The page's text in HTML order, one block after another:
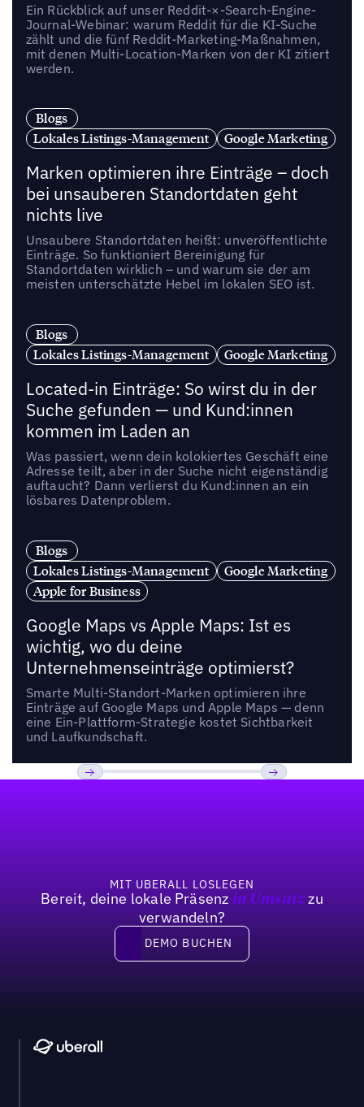
Ein Rückblick auf unser Reddit-×-Search-Engine-
Journal-Webinar: warum Reddit für die KI-Suche
zählt und die fünf Reddit-Marketing-Maßnahmen,
mit denen Multi-Location-Marken von der KI zitiert
werden.
Blogs
Lokales Listings-Management
Google Marketing
Marken optimieren ihre Einträge – doch
bei unsauberen Standortdaten geht
nichts live
Unsaubere Standortdaten heißt: unveröffentlichte
Einträge. So funktioniert Bereinigung für
Standortdaten wirklich – und warum sie der am
meisten unterschätzte Hebel im lokalen SEO ist.
Blogs
Lokales Listings-Management
Google Marketing
Located-in Einträge: So wirst du in der
Suche gefunden — und Kund:innen
kommen im Laden an
Was passiert, wenn dein kolokiertes Geschäft eine
Adresse teilt, aber in der Suche nicht eigenständig
auftaucht? Dann verlierst du Kund:innen an ein
lösbares Datenproblem.
Blogs
Lokales Listings-Management
Google Marketing
Apple for Business
Google Maps vs Apple Maps: Ist es
wichtig, wo du deine
Unternehmenseinträge optimierst?
Smarte Multi-Standort-Marken optimieren ihre
Einträge auf Google Maps und Apple Maps — denn
eine Ein-Plattform-Strategie kostet Sichtbarkeit
und Laufkundschaft.
MIT UBERALL LOSLEGEN
Bereit, deine lokale Präsenz in Umsatzzu
verwandeln?
DEMO BUCHEN
DEMO BUCHEN